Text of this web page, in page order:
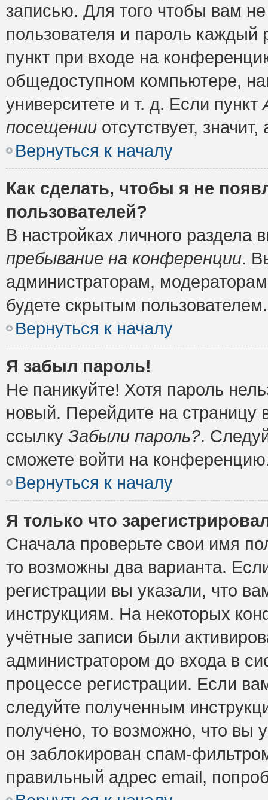
записью. Для того чтобы вам
пользователя и пароль
пункт при входе на
общедоступном компьютере,
университете и т. д. Если пункт
посещении отсутствует,
Вернуться к началу
Как сделать, чтобы я не
пользователей?
В настройках личного
пребывание на конференции.
администраторам,
будете скрытым пользователем.
Вернуться к началу
Я забыл пароль!
Не паникуйте! Хотя пароль
новый. Перейдите на
ссылку Забыли пароль?.
сможете войти на
Вернуться к началу
Я только что
Сначала проверьте свои имя
то возможны два варианта.
регистрации вы указали, что
инструкциям. На некоторых
учётные записи были
администратором до входа в
процессе регистрации. Если
следуйте полученным
получено, то возможно, что вы
он заблокирован спам-
правильный адрес email,